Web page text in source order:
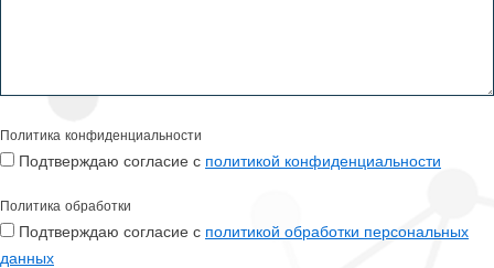
Политика конфиденциальности
Подтверждаю согласие с политикой конфиденциальности
Политика обработки
Подтверждаю согласие с политикой обработки персональных
данных